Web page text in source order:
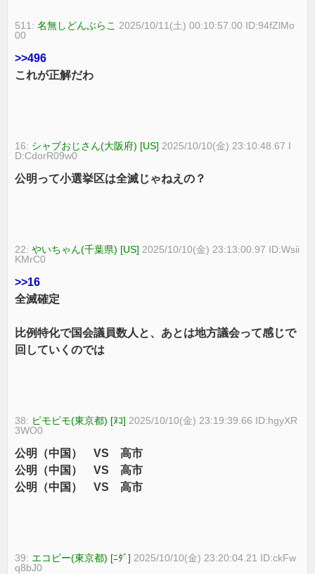
511:名無しどんぶらこ 2025/10/11(土) 00:10:57.00 ID:94fZlMo
00
>>496
これが正解だわ
16: シャブおじさん(大阪府) [US] 2025/10/10(金) 23:10:48.67 I
D:CdorR09w0
公明って小選挙区は全滅じゃねえの？
22:やいちゃん(千葉県) [US] 2025/10/10(金) 23:13:00.97 ID:Wsii
KMrC0
>>16
全滅確定
比例特化で国会議員数人と、あとは地方議会って感じで
回していくのでは
38: ピモピモ(東京都) [ﾇｺ] 2025/10/10(金) 23:19:39.66 ID:hgyXR
3WO0
公明（中国） VS 高市
公明（中国） VS 高市
公明（中国） VS 高市
39: エコピー(東京都) [ﾆﾀﾞ] 2025/10/10(金) 23:20:04.21 ID:ckFw
q8bJ0